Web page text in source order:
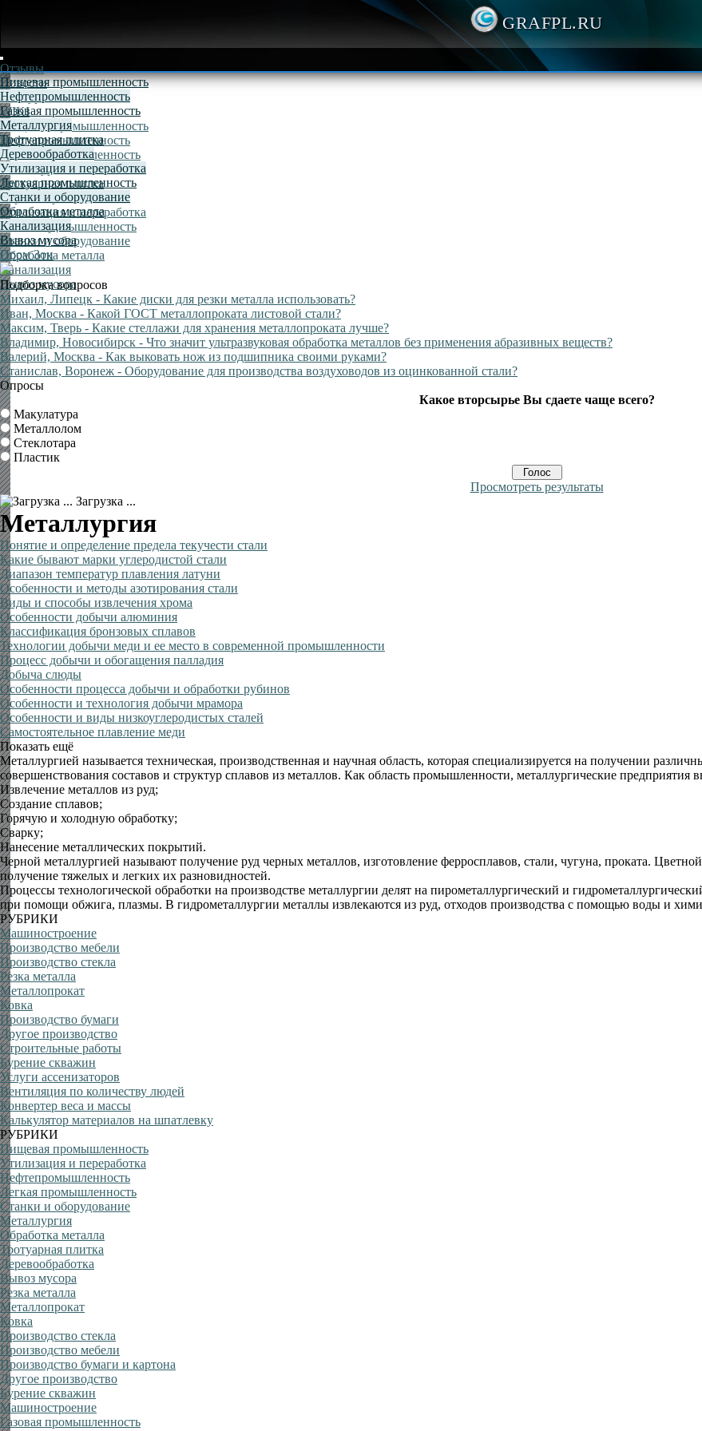
GRAFPL.RU
Отзывы
Новости
Конкурсы
WIKI
Пищевая промышленность
Нефтепромышленность
Газовая промышленность
Металлургия
Тротуарная плитка
Деревообработка
Утилизация и переработка
Легкая промышленность
Станки и оборудование
Обработка металла
Канализация
Вывоз мусора
Пищевая промышленность
Нефтепромышленность
Газовая промышленность
Металлургия
Тротуарная плитка
Деревообработка
Утилизация и переработка
Легкая промышленность
Станки и оборудование
Обработка металла
Канализация
Вывоз мусора
Пром Зон
Подборка вопросов
Михаил, Липецк - Какие диски для резки металла использовать?
Иван, Москва - Какой ГОСТ металлопроката листовой стали?
Максим, Тверь - Какие стеллажи для хранения металлопроката лучше?
Владимир, Новосибирск - Что значит ультразвуковая обработка металлов без применения абразивных веществ?
Валерий, Москва - Как выковать нож из подшипника своими руками?
Станислав, Воронеж - Оборудование для производства воздуховодов из оцинкованной стали?
Опросы
Какое вторсырье Вы сдаете чаще всего?
Макулатура
Металлолом
Стеклотара
Пластик
Просмотреть результаты
Загрузка ...
Металлургия
Понятие и определение предела текучести стали
Какие бывают марки углеродистой стали
Диапазон температур плавления латуни
Особенности и методы азотирования стали
Виды и способы извлечения хрома
Особенности добычи алюминия
Классификация бронзовых сплавов
Технологии добычи меди и ее место в современной промышленности
Процесс добычи и обогащения палладия
Добыча слюды
Особенности процесса добычи и обработки рубинов
Особенности и технология добычи мрамора
Особенности и виды низкоуглеродистых сталей
Самостоятельное плавление меди
Показать ещё
Металлургией называется техническая, производственная и научная область, которая специализируется на получении
совершенствования составов и структур сплавов из металлов. Как область промышленности, металлургические предприятия
Извлечение металлов из руд;
Создание сплавов;
Горячую и холодную обработку;
Сварку;
Нанесение металлических покрытий.
Черной металлургией называют получение руд черных металлов, изготовление ферросплавов, стали, чугуна, проката.
получение тяжелых и легких их разновидностей.
Процессы технологической обработки на производстве металлургии делят на пирометаллургический и
при помощи обжига, плазмы. В гидрометаллургии металлы извлекаются из руд, отходов производства с помощью воды и
РУБРИКИ
Машиностроение
Производство мебели
Производство стекла
Резка металла
Металлопрокат
Ковка
Производство бумаги
Другое производство
Строительные работы
Бурение скважин
Услуги ассенизаторов
Вентиляция по количеству людей
Конвертер веса и массы
Калькулятор материалов на шпатлевку
РУБРИКИ
Пищевая промышленность
Утилизация и переработка
Нефтепромышленность
Легкая промышленность
Станки и оборудование
Металлургия
Обработка металла
Тротуарная плитка
Деревообработка
Вывоз мусора
Резка металла
Металлопрокат
Ковка
Производство стекла
Производство мебели
Производство бумаги и картона
Другое производство
Бурение скважин
Машиностроение
Газовая промышленность